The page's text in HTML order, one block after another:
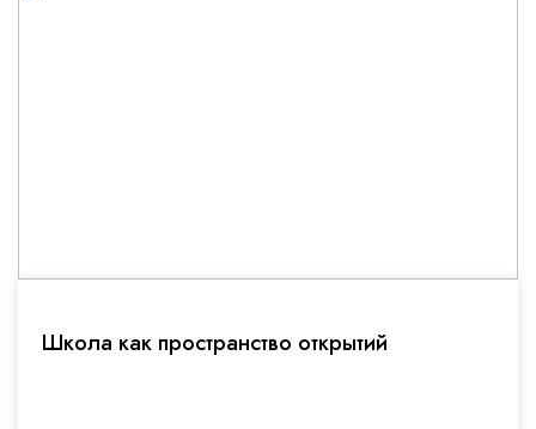
Школа как пространство открытий